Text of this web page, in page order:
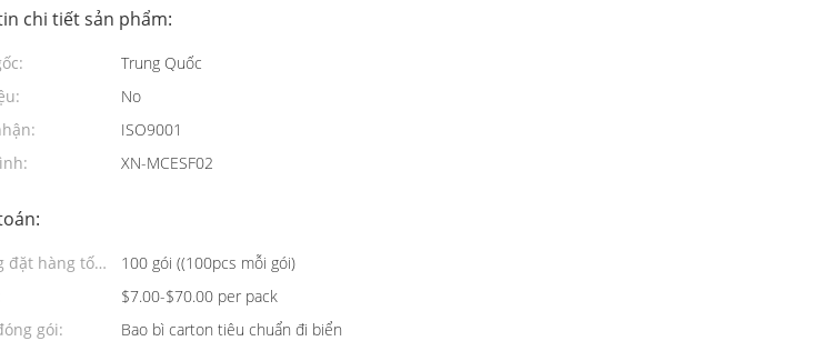
chi tiết sản phẩm:
Trung Quốc
No
ISO9001
XN-MCESF02
đặt hàng tối
100 gói ((100pcs mỗi gói)
$7.00-$70.00 per pack
gói:
Bao bì carton tiêu chuẩn đi biển